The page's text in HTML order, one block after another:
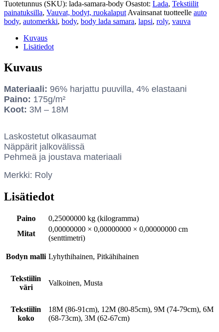
Tuotetunnus (SKU): lada-samara-body Osastot: Lada, Tekstiilit
painatuksilla, Vauvat, bodyt, ruokalaput Avainsanat tuotteelle auto
body, automerkki, body, body lada samara, lapsi, roly, vauva
Kuvaus
Lisätiedot
Kuvaus
Materiaali: 96% harjattu puuvilla, 4% elastaani
Paino: 175g/m²
Koot: 3M – 18M
Laskostetut olkasaumat
Näppärit jalkovälissä
Pehmeä ja joustava materiaali
Merkki: Roly
Lisätiedot
Paino
0,25000000 kg (kilogramma)
Mitat
0,00000000 × 0,00000000 × 0,00000000 cm
(senttimetri)
Bodyn malli Lyhythihainen, Pitkähihainen
Tekstiilin
väri
Valkoinen, Musta
Tekstiilin
koko
18M (86-91cm), 12M (80-85cm), 9M (74-79cm), 6M
(68-73cm), 3M (62-67cm)